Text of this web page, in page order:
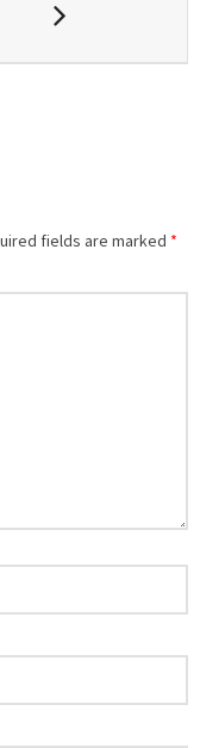
fields are marked *